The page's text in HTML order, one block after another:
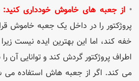
• از جعبه های خاموش خودداری کنید:
پروژکتور را در داخل یک جعبه خاموش
خفه کند، اما این بهترین ایده نیست
اطراف پروژکتور گردش کند و توانایی آن
می کند. اگر از جعبه هاش استفاده می